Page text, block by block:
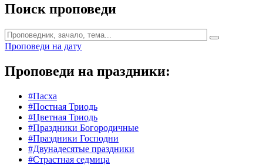
Поиск проповеди
Проповеди на дату
Проповеди на праздники:
#Пасха
#Постная Триодь
#Цветная Триодь
#Праздники Богородичные
#Праздники Господни
#Двунадесятые праздники
#Страстная седмица